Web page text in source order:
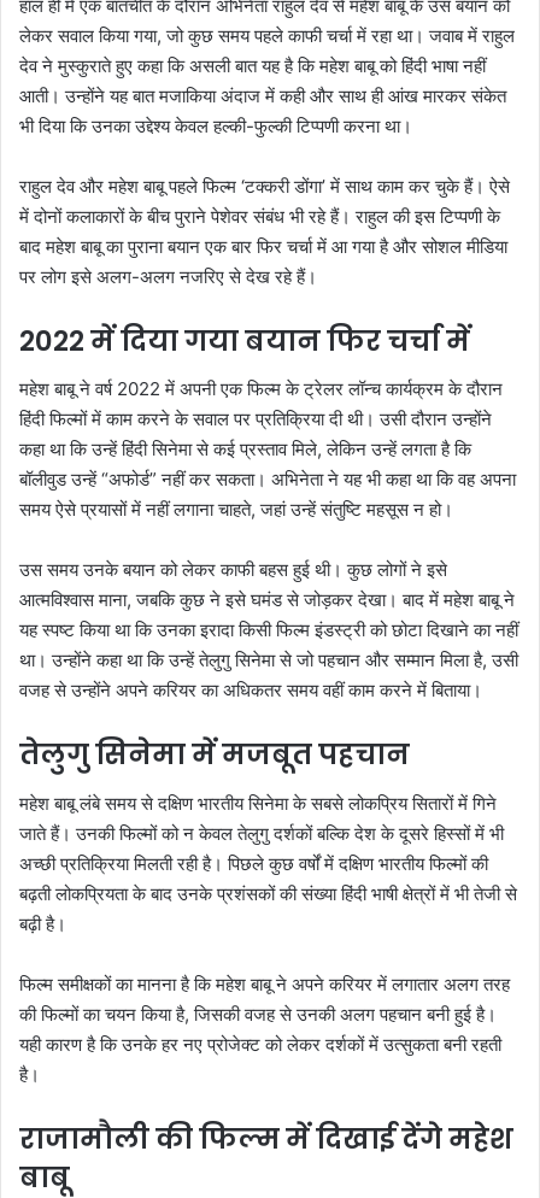
हाल ही में एक बातचीत के दौरान अभिनेता राहुल देव से महेश बाबू के उस बयान को
लेकर सवाल किया गया, जो कुछ समय पहले काफी चर्चा में रहा था। जवाब में राहुल
देव ने मुस्कुराते हुए कहा कि असली बात यह है कि महेश बाबू को हिंदी भाषा नहीं
आती। उन्होंने यह बात मजाकिया अंदाज में कही और साथ ही आंख मारकर संकेत
भी दिया कि उनका उद्देश्य केवल हल्की-फुल्की टिप्पणी करना था।
राहुल देव और महेश बाबू पहले फिल्म ‘टक्करी डोंगा’ में साथ काम कर चुके हैं। ऐसे
में दोनों कलाकारों के बीच पुराने पेशेवर संबंध भी रहे हैं। राहुल की इस टिप्पणी के
बाद महेश बाबू का पुराना बयान एक बार फिर चर्चा में आ गया है और सोशल मीडिया
पर लोग इसे अलग-अलग नजरिए से देख रहे हैं।
2022 में दिया गया बयान फिर चर्चा में
महेश बाबू ने वर्ष 2022 में अपनी एक फिल्म के ट्रेलर लॉन्च कार्यक्रम के दौरान
हिंदी फिल्मों में काम करने के सवाल पर प्रतिक्रिया दी थी। उसी दौरान उन्होंने
कहा था कि उन्हें हिंदी सिनेमा से कई प्रस्ताव मिले, लेकिन उन्हें लगता है कि
बॉलीवुड उन्हें “अफोर्ड” नहीं कर सकता। अभिनेता ने यह भी कहा था कि वह अपना
समय ऐसे प्रयासों में नहीं लगाना चाहते, जहां उन्हें संतुष्टि महसूस न हो।
उस समय उनके बयान को लेकर काफी बहस हुई थी। कुछ लोगों ने इसे
आत्मविश्वास माना, जबकि कुछ ने इसे घमंड से जोड़कर देखा। बाद में महेश बाबू ने
यह स्पष्ट किया था कि उनका इरादा किसी फिल्म इंडस्ट्री को छोटा दिखाने का नहीं
था। उन्होंने कहा था कि उन्हें तेलुगु सिनेमा से जो पहचान और सम्मान मिला है, उसी
वजह से उन्होंने अपने करियर का अधिकतर समय वहीं काम करने में बिताया।
तेलुगु सिनेमा में मजबूत पहचान
महेश बाबू लंबे समय से दक्षिण भारतीय सिनेमा के सबसे लोकप्रिय सितारों में गिने
जाते हैं। उनकी फिल्मों को न केवल तेलुगु दर्शकों बल्कि देश के दूसरे हिस्सों में भी
अच्छी प्रतिक्रिया मिलती रही है। पिछले कुछ वर्षों में दक्षिण भारतीय फिल्मों की
बढ़ती लोकप्रियता के बाद उनके प्रशंसकों की संख्या हिंदी भाषी क्षेत्रों में भी तेजी से
बढ़ी है।
फिल्म समीक्षकों का मानना है कि महेश बाबू ने अपने करियर में लगातार अलग तरह
की फिल्मों का चयन किया है, जिसकी वजह से उनकी अलग पहचान बनी हुई है।
यही कारण है कि उनके हर नए प्रोजेक्ट को लेकर दर्शकों में उत्सुकता बनी रहती
है।
राजामौली की फिल्म में दिखाई देंगे महेश
बाबू